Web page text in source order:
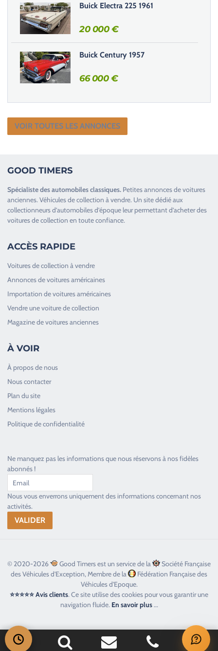
e
.
Buick Electra 225 1961
20 000€
Buick Century 1957
66 000€
VOIR TOUTES LES ANNONCES
GOOD TIMERS
Spécialiste desautomobiles classiques. Petites annonces devoitures
anciennes.Véhicules de collection à vendre. Un site dédié aux
collectionneurs d’automobiles d’époque leur permettant d’acheter des
voitures de collection en toute confiance.
ACCÈS RAPIDE
Voitures de collection à vendre
Annonces de voitures américaines
Importation de voitures américaines
Vendre une voiture de collection
Magazine de voitures anciennes
À VOIR
À propos de nous
Nous contacter
Plan du site
Mentions légales
Politique de confidentialité
Ne manquez pas les informations que nous réservons à nos fidèles
abonnés !
Nous vous enverrons uniquement des informations concernant nos
activités.
© 2020-2026 Good Timers est un service de la
Société Française
des Véhicules d'Exception, Membre de la
Fédération Française des
Véhicules d'Epoque.
⭐⭐⭐⭐⭐ Avis clients. Ce site utilise des cookies pour vous garantir une
navigation fluide. En savoir plus...
Toujours heureux d'aider les passionnés